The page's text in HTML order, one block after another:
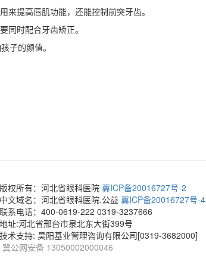
提高唇肌功能，还能控制前突牙齿。
同时配合牙齿矫正。
子的颜值。
版权所有：河北省眼科医院 冀ICP备20016727号-2
中文域名：河北省眼科医院.公益 冀ICP备20016727号-4
联系电话：400-0619-222 0319-3237666
地址:河北省邢台市泉北东大街399号
技术支持: 昊阳基业管理咨询有限公司[0319-3682000]
冀公网安备 13050002000046